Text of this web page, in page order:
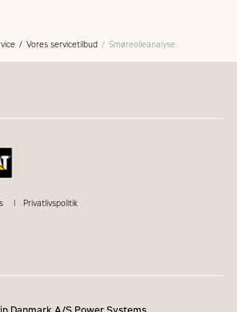
Vores servicetilbud Smøreolieanalyse
Privatlivspolitik